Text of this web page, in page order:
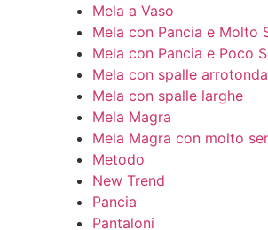
Mela a Vaso
Mela con Pancia e Molto
Mela con Pancia e Poco
Mela con spalle
Mela con spalle larghe
Mela Magra
Mela Magra con molto
Metodo
New Trend
Pancia
Pantaloni